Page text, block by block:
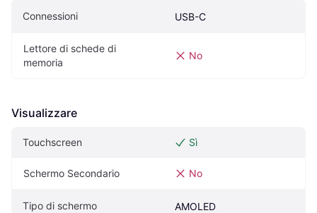
Connessioni USB-C
Lettore di schede di
memoria
No
Visualizzare
Touchscreen Sì
Schermo Secondario No
Tipo di schermo AMOLED